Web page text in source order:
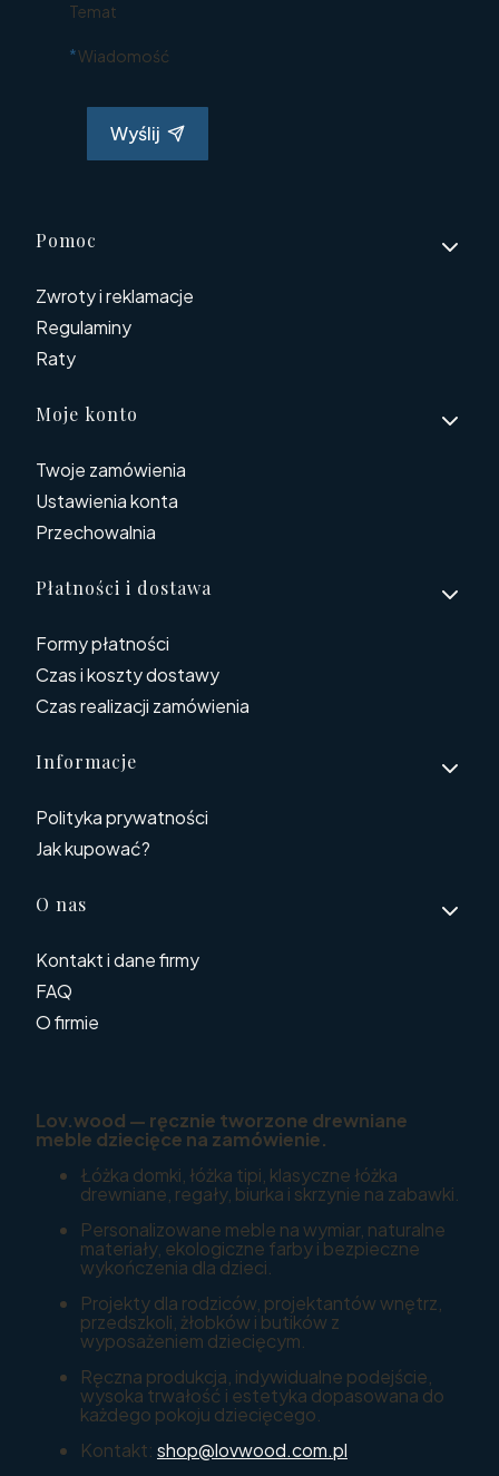
Temat
*Wiadomość
Wyślij
Linki w stopce
Pomoc
Zwroty i reklamacje
Regulaminy
Raty
Moje konto
Twoje zamówienia
Ustawienia konta
Przechowalnia
Płatności i dostawa
Formy płatności
Czas i koszty dostawy
Czas realizacji zamówienia
Informacje
Polityka prywatności
Jak kupować?
O nas
Kontakt i dane firmy
FAQ
O firmie
Lov.wood — ręcznie tworzone drewniane
meble dziecięce na zamówienie.
Łóżka domki, łóżka tipi, klasyczne łóżka
drewniane, regały, biurka i skrzynie na zabawki.
Personalizowane meble na wymiar, naturalne
materiały, ekologiczne farby i bezpieczne
wykończenia dla dzieci.
Projekty dla rodziców, projektantów wnętrz,
przedszkoli, żłobków i butików z
wyposażeniem dziecięcym.
Ręczna produkcja, indywidualne podejście,
wysoka trwałość i estetyka dopasowana do
każdego pokoju dziecięcego.
Kontakt: shop@lovwood.com.pl